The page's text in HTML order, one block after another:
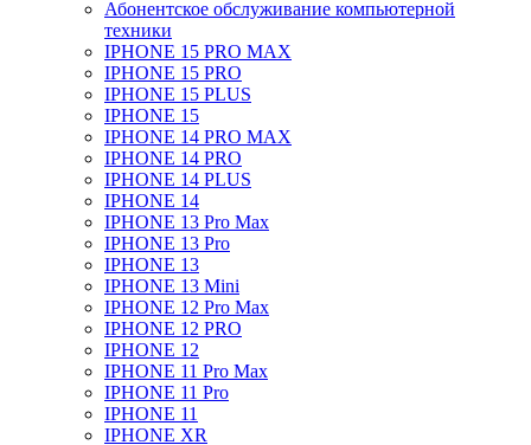
Абонентское обслуживание компьютерной
техники
IPHONE 15 PRO MAX
IPHONE 15 PRO
IPHONE 15 PLUS
IPHONE 15
IPHONE 14 PRO MAX
IPHONE 14 PRO
IPHONE 14 PLUS
IPHONE 14
IPHONE 13 Pro Max
IPHONE 13 Pro
IPHONE 13
IPHONE 13 Mini
IPHONE 12 Pro Max
IPHONE 12 PRO
IPHONE 12
IPHONE 11 Pro Max
IPHONE 11 Pro
IPHONE 11
IPHONE XR